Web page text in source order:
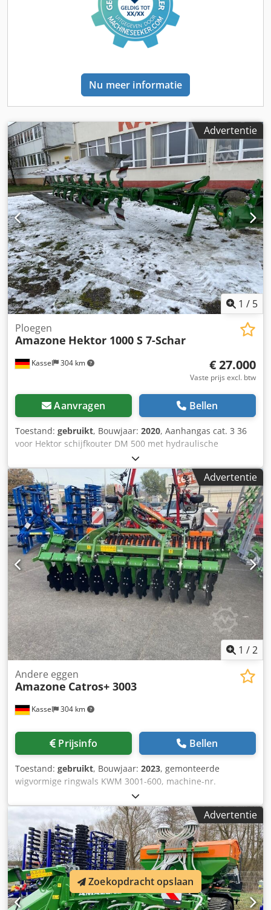
Nu meer informatie
Advertentie
1 / 5
Kassel 304 km
Ploegen
Amazone Hektor 1000 S 7-Schar
€ 27.000
Vaste prijs excl. btw
Aanvragen Bellen
Toestand: gebruikt, Bouwjaar: 2020, Aanhangas cat. 3 36
voor Hektor schijfkouter DM 500 met hydraulische
steenbeveiliging / zware voorschar G1 instelbaar, LED-
verlichting achter, markering vooraan / diefstalbeveiliging
typegoedkeuring-EU 40 km/u – volledige wentelploeg voor
aanhanger – RH 82 / uitbreidbaar Csdpfx Afjthk U Tswjha
Advertentie
1 /2
Kassel 304 km
Andere eggen
Amazone Catros+ 3003
Prijsinfo Bellen
Toestand: gebruikt, Bouwjaar: 2023, gemonteerde
wigvormige ringwals KWM 3001-600, machine-nr.
KW00059843, set lagering voor / wals - aanbouw compacte
schijveneg, schijvendraagveld voor Catros hydraulische /
werkdiepteverstelling, LED-verlichting voor de weg voor
starre machines / schijf Codpfsr Ty N Ejx Afwjha
Advertentie
Zoekopdracht opslaan